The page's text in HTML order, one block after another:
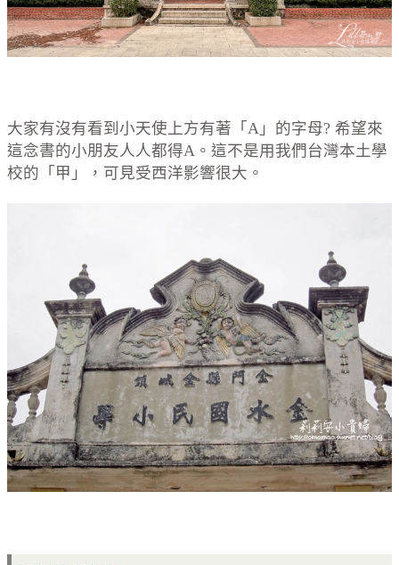
大家有沒有看到小天使上方有著「A」的字母? 希望來
這念書的小朋友人人都得A。這不是用我們台灣本土學
校的「甲」，可見受西洋影響很大。